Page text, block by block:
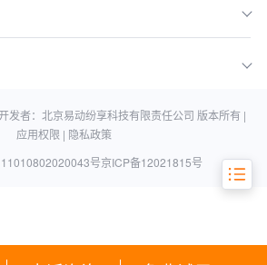
深度？
常见问题解答（FAQ）
发者：北京易动纷享科技有限责任公司 版本所有 |
应用权限 | 隐私政策
号京ICP备12021815号